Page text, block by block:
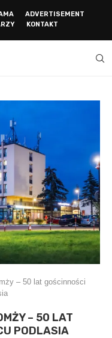
ADVERTISEMENT
KONTAKT
– 50 lat gościnności
– 50 LAT
PODLASIA